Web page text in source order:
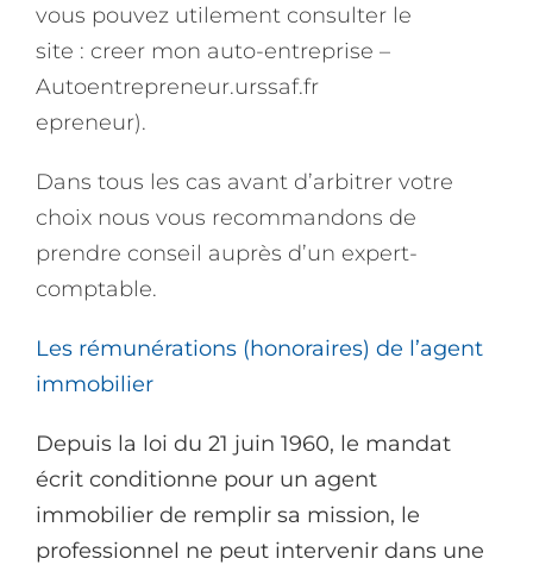
vous pouvez utilement consulter le
site : creer mon auto-entreprise –
Autoentrepreneur.urssaf.fr
epreneur).
Dans tous les cas avant d’arbitrer votre
choix nous vous recommandons de
prendre conseil auprès d’un expert-
comptable.
Les rémunérations (honoraires) de l’agent
immobilier
Depuis la loi du 21 juin 1960, le mandat
écrit conditionne pour un agent
immobilier de remplir sa mission, le
professionnel ne peut intervenir dans une